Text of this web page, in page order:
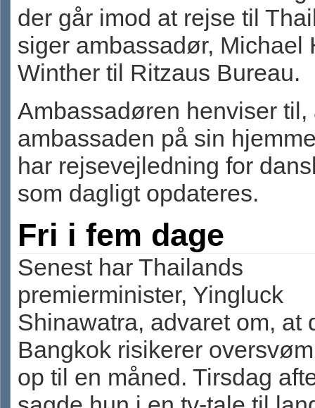
der går imod at rejse til
siger ambassadør, Michael
Winther til Ritzaus Bureau.
Ambassadøren henviser til,
ambassaden på sin
har rejsevejledning for
som dagligt opdateres.
Fri i fem dage
Senest har Thailands
premierminister, Yingluck
Shinawatra, advaret om, at
Bangkok risikerer
op til en måned. Tirsdag